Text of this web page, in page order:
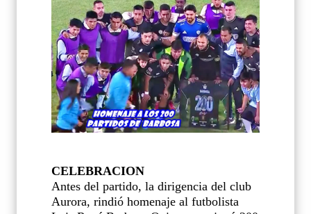
CELEBRACION
Antes del partido, la dirigencia del club
Aurora, rindió homenaje al futbolista